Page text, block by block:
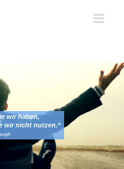
wir haben,
wir nicht nutzen.“